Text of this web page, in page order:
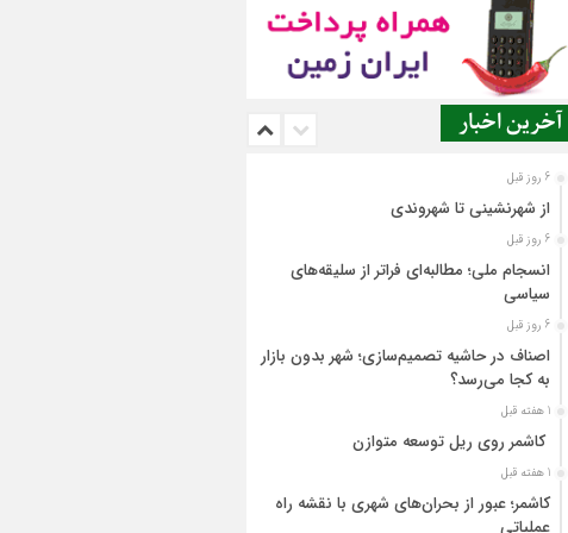
آخرین اخبار
6 روز قبل
از شهرنشینی تا شهروندی
6 روز قبل
انسجام ملی؛ مطالبه‌ای فراتر از سلیقه‌های
سیاسی
6 روز قبل
اصناف در حاشیه تصمیم‌سازی؛ شهر بدون بازار
به کجا می‌رسد؟
1 هفته قبل
کاشمر روی ریل توسعه متوازن
1 هفته قبل
کاشمر؛ عبور از بحران‌های شهری با نقشه راه
عملیاتی